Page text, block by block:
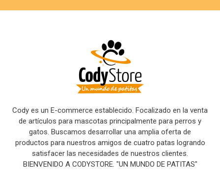
Cody es un E-commerce establecido. Focalizado en la venta
de artículos para mascotas principalmente para perros y
gatos. Buscamos desarrollar una amplia oferta de
productos para nuestros amigos de cuatro patas logrando
satisfacer las necesidades de nuestros clientes.
BIENVENIDO A CODYSTORE. "UN MUNDO DE PATITAS"